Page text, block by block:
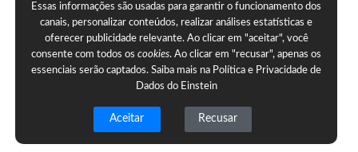
Essas informações são usadas para garantir o funcionamento dos
canais, personalizar conteúdos, realizar análises estatísticas e
oferecer publicidade relevante. Ao clicar em "aceitar", você
consente com todos oscookies. Ao clicar em "recusar", apenas os
essenciais serão captados. Saiba mais na Política e Privacidade de
Dados do Einstein
Aceitar Recusar